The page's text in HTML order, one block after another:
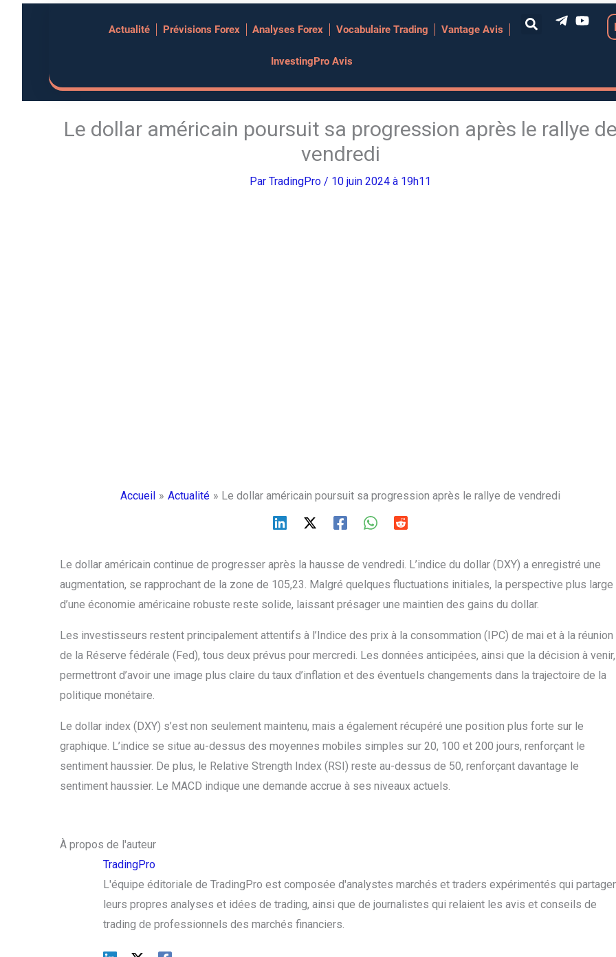
Actualité Prévisions Forex Analyses Forex Vocabulaire Trading Vantage Avis
InvestingPro Avis
Le dollar américain poursuit sa progression après le rallye
vendredi
ParTradingPro/ 10 juin 2024 à 19h11
Accueil Actualité Le dollar américain poursuit sa progression après le rallye de vendredi
Le dollar américain continue de progresser après la hausse de vendredi. L’indice du dollar (DXY) a enregistré une
augmentation, se rapprochant de la zone de 105,23. Malgré quelques fluctuations initiales, la perspective plus large
d’une économie américaine robuste reste solide, laissant présager une maintien des gains du dollar.
Les investisseurs restent principalement attentifs à l’Indice des prix à la consommation (IPC) de mai et à la réunion
de la Réserve fédérale (Fed), tous deux prévus pour mercredi. Les données anticipées, ainsi que la décision à venir,
permettront d’avoir une image plus claire du taux d’inflation et des éventuels changements dans la trajectoire de la
politique monétaire.
Le dollar index (DXY) s’est non seulement maintenu, mais a également récupéré une position plus forte sur le
graphique. L’indice se situe au-dessus des moyennes mobiles simples sur 20, 100 et 200 jours, renforçant le
sentiment haussier. De plus, le Relative Strength Index (RSI) reste au-dessus de 50, renforçant davantage le
sentiment haussier. Le MACD indique une demande accrue à ses niveaux actuels.
À propos de l'auteur
TradingPro
L'équipe éditoriale de TradingPro est composée d'analystes marchés et traders expérimentés qui
leurs propres analyses et idées de trading, ainsi que de journalistes qui relaient les avis et conseils de
trading de professionnels des marchés financiers.